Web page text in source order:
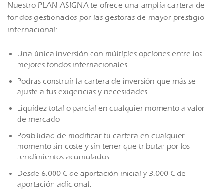
Nuestro PLAN ASIGNA te ofrece una amplia cartera de
fondos gestionados por las gestoras de mayor prestigio
internacional:
Una única inversión con múltiples opciones entre los
mejores fondos internacionales
Podrás construir la cartera de inversión que más se
ajuste a tus exigencias y necesidades
Liquidez total o parcial en cualquier momento a valor
de mercado
Posibilidad de modificar tu cartera en cualquier
momento sin coste y sin tener que tributar por los
rendimientos acumulados
Desde 6.000 € de aportación inicial y 3.000 € de
aportación adicional.